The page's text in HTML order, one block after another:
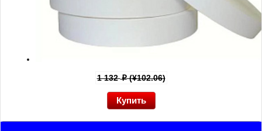
1 132p(¥102.06)